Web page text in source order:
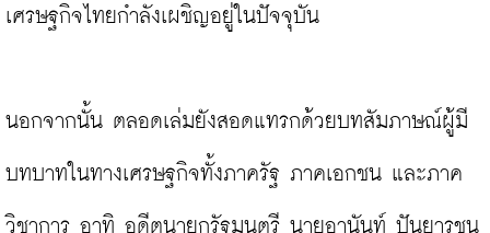
เศรษฐกิจไทยกำลังเผชิญอยู่ในปัจจุบัน
นอกจากนั้น ตลอดเล่มยังสอดแทรกด้วยบทสัมภาษณ์ผู้มี
บทบาทในทางเศรษฐกิจทั้งภาครัฐ ภาคเอกชน และภาค
วิชาการ อาทิ อดีตนายกรัฐมนตรี นายอานันท์ ปันยารชุน